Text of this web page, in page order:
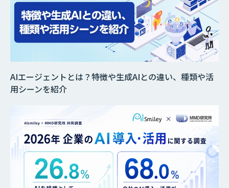
AIエージェントとは？特徴や生成AIとの違い、種類や活
用シーンを紹介